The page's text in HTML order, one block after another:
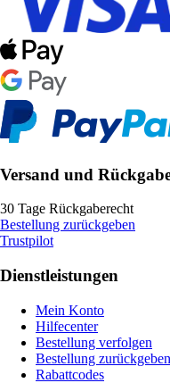
Versand und
30 Tage Rückgaberecht
Bestellung zurückgeben
Trustpilot
Dienstleistungen
Mein Konto
Hilfecenter
Bestellung verfolgen
Bestellung zurückgeben
Rabattcodes